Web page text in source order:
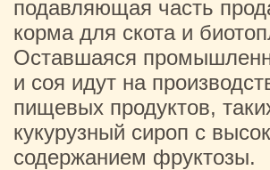
подавляющая часть
корма для скота и
Оставшаяся
и соя идут на
пищевых продуктов,
кукурузный сироп с
содержанием фруктозы.